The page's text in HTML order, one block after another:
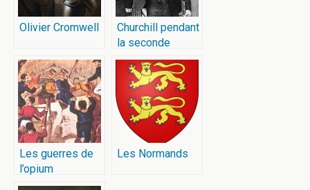
Olivier Cromwell
Churchill pendant
la seconde
guerre mondiale
Les guerres de
l’opium
Les Normands